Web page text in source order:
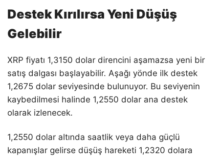
Destek Kırılırsa Yeni Düşüş
Gelebilir
XRP fiyatı 1,3150 dolar direncini aşamazsa yeni bir
satış dalgası başlayabilir. Aşağı yönde ilk destek
1,2675 dolar seviyesinde bulunuyor. Bu seviyenin
kaybedilmesi halinde 1,2550 dolar ana destek
olarak izlenecek.
1,2550 dolar altında saatlik veya daha güçlü
kapanışlar gelirse düşüş hareketi 1,2320 dolara